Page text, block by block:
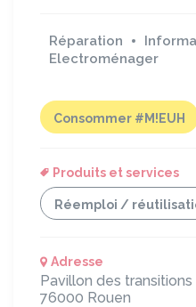
Réparation
Electroménager
Consommer #M!EUH
Produits et services
Réemploi /
Adresse
Pavillon des transitions
76000 Rouen